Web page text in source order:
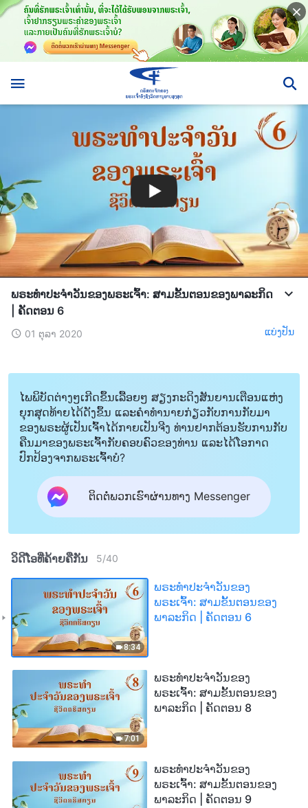
ພຣະທຳປະຈຳວັນຂອງພຣະເຈົ້າ: ສາມຂັ້ນຕອນຂອງພາລະກິດ
| ຄັດຕອນ 6
01 ຕຸລາ 2020 ແບ່ງປັນ
ໄພພິບັດຕ່າງໆເກີດຂຶ້ນເລື້ອຍໆ ສຽງກະດິງສັນຍານເຕືອນແຫ່ງ
ຍຸກສຸດທ້າຍໄດ້ດັງຂຶ້ນ ແລະຄໍາທໍານາຍກ່ຽວກັບການກັບມາ
ຂອງພຣະຜູ້ເປັນເຈົ້າໄດ້ກາຍເປັນຈີງ ທ່ານຢາກຕ້ອນຮັບການກັບ
ຄືນມາຂອງພຣະເຈົ້າກັບຄອບຄົວຂອງທ່ານ ແລະໄດ້ໂອກາດ
ປົກປ້ອງຈາກພຣະເຈົ້າບໍ?
ຕິດຕໍ່ພວກເຮົາຜ່ານທາງ Messenger
ວິດີໂອທີ່ຄ້າຍຄືກັນ 5/40
8:34
ພຣະທຳປະຈຳວັນຂອງ
ພຣະເຈົ້າ: ສາມຂັ້ນຕອນຂອງ
ພາລະກິດ | ຄັດຕອນ 6
7:01
ພຣະທຳປະຈຳວັນຂອງ
ພຣະເຈົ້າ: ສາມຂັ້ນຕອນຂອງ
ພາລະກິດ | ຄັດຕອນ 8
ພຣະທຳປະຈຳວັນຂອງ
ພຣະເຈົ້າ: ສາມຂັ້ນຕອນຂອງ
ພາລະກິດ | ຄັດຕອນ 9